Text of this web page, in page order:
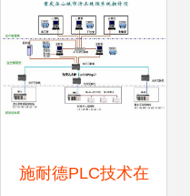
共赢的中国贸易网
机电控制系统专题
施耐德PLC技术在